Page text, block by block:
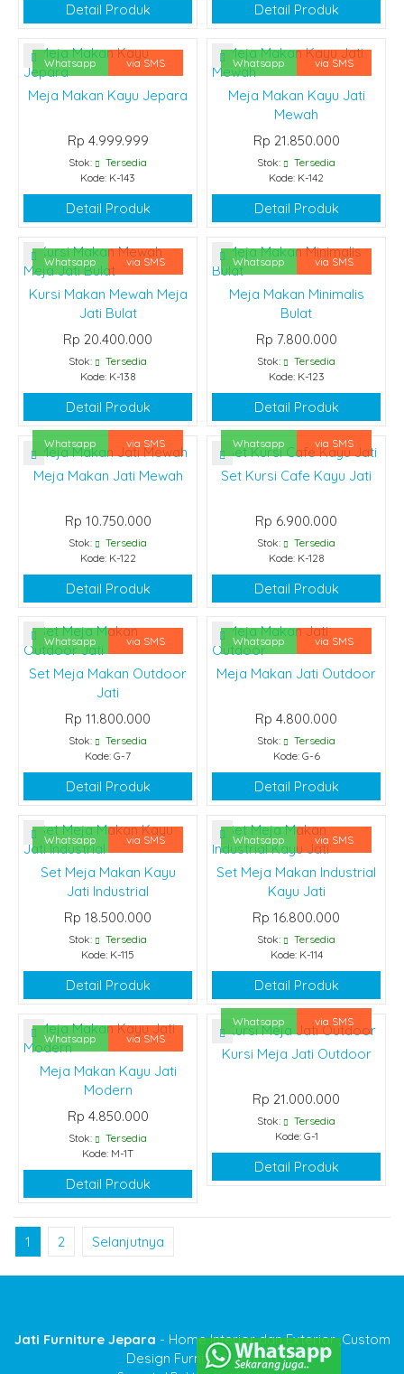
Detail Produk Detail Produk
Whatsapp via SMS
Meja Makan Kayu Jepara
Rp 4.999.999
Stok:
Tersedia
Kode: K-143
Detail Produk
Whatsapp via SMS
Meja Makan Kayu Jati
Mewah
Rp 21.850.000
Stok:
Tersedia
Kode: K-142
Detail Produk
Whatsapp via SMS
Kursi Makan Mewah Meja
Jati Bulat
Rp 20.400.000
Stok:
Tersedia
Kode: K-138
Detail Produk
Whatsapp via SMS
Meja Makan Minimalis
Bulat
Rp 7.800.000
Stok:
Tersedia
Kode: K-123
Detail Produk
Whatsapp via SMS
Meja Makan Jati Mewah
Rp 10.750.000
Stok:
Tersedia
Kode: K-122
Detail Produk
Whatsapp via SMS
Set Kursi Cafe Kayu Jati
Rp 6.900.000
Stok:
Tersedia
Kode: K-128
Detail Produk
Whatsapp via SMS
Set Meja Makan Outdoor
Jati
Rp 11.800.000
Stok:
Tersedia
Kode: G-7
Detail Produk
Whatsapp via SMS
Meja Makan Jati Outdoor
Rp 4.800.000
Stok:
Tersedia
Kode: G-6
Detail Produk
Whatsapp via SMS
Set Meja Makan Kayu
Jati Industrial
Rp 18.500.000
Stok:
Tersedia
Kode: K-115
Detail Produk
Whatsapp via SMS
Set Meja Makan Industrial
Kayu Jati
Rp 16.800.000
Stok:
Tersedia
Kode: K-114
Detail Produk
Whatsapp via SMS
Meja Makan Kayu Jati
Modern
Rp 4.850.000
Stok:
Tersedia
Kode: M-1T
Detail Produk
Whatsapp via SMS
Kursi Meja Jati Outdoor
Rp 21.000.000
Stok:
Tersedia
Kode: G-1
Detail Produk
1 2 Selanjutnya
Jati Furniture Jepara - Home Interior dan Exterior ,Custom
Design Furniture Jepara